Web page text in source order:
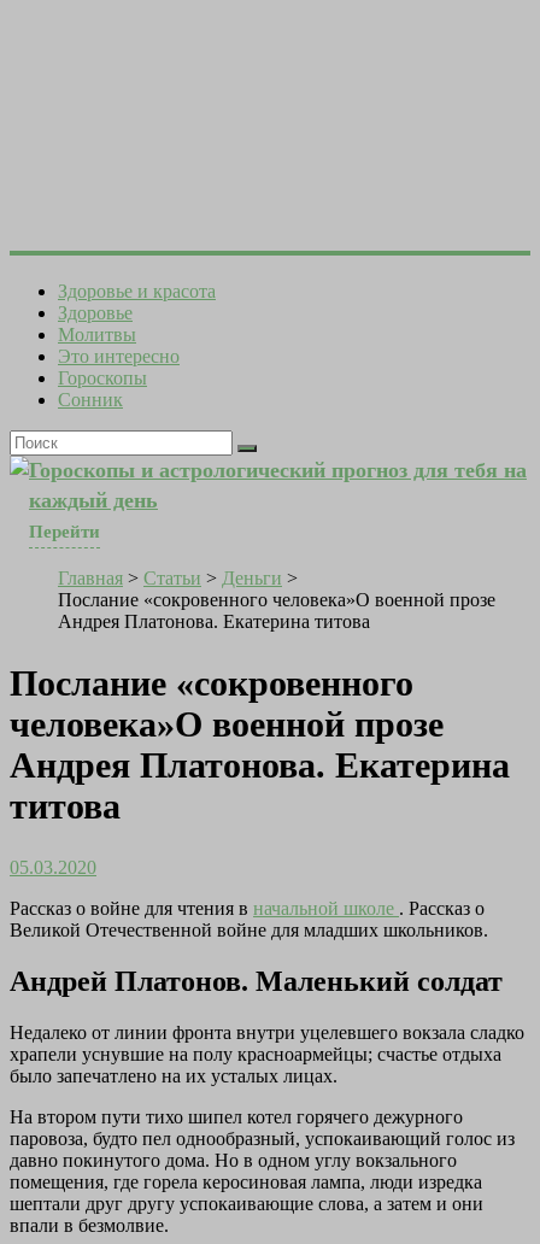
Здоровье и красота
Здоровье
Молитвы
Это интересно
Гороскопы
Сонник
Гороскопы и астрологический прогноз для тебя на
каждый день
Перейти
Главная > Статьи > Деньги >
Послание «сокровенного человека»О военной прозе
Андрея Платонова. Екатерина титова
Послание «сокровенного
человека»О военной прозе
Андрея Платонова. Екатерина
титова
05.03.2020
Рассказ о войне для чтения в начальной школе . Рассказ о
Великой Отечественной войне для младших школьников.
Андрей Платонов. Маленький солдат
Недалеко от линии фронта внутри уцелевшего вокзала сладко
храпели уснувшие на полу красноармейцы; счастье отдыха
было запечатлено на их усталых лицах.
На втором пути тихо шипел котел горячего дежурного
паровоза, будто пел однообразный, успокаивающий голос из
давно покинутого дома. Но в одном углу вокзального
помещения, где горела керосиновая лампа, люди изредка
шептали друг другу успокаивающие слова, а затем и они
впали в безмолвие.